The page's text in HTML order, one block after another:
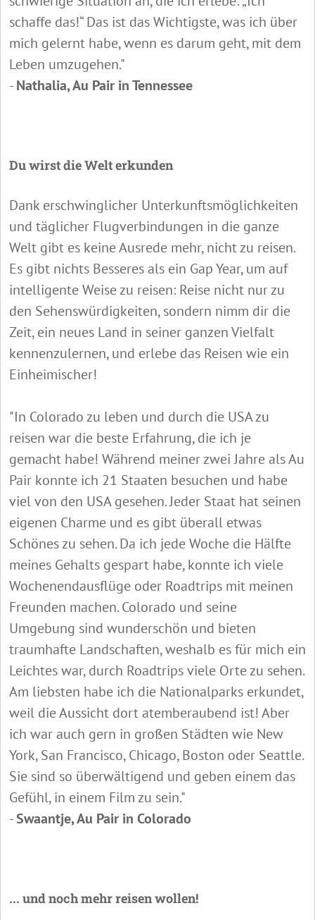
schaffe das!“ Das ist das Wichtigste, was ich über
mich gelernt habe, wenn es darum geht, mit dem
Leben umzugehen."
-Nathalia, Au Pair in Tennessee
Du wirst die Welt erkunden
Dank erschwinglicher Unterkunftsmöglichkeiten
und täglicher Flugverbindungen in die ganze
Welt gibt es keine Ausrede mehr, nicht zu reisen.
Es gibt nichts Besseres als ein Gap Year, um auf
intelligente Weise zu reisen: Reise nicht nur zu
den Sehenswürdigkeiten, sondern nimm dir die
Zeit, ein neues Land in seiner ganzen Vielfalt
kennenzulernen, und erlebe das Reisen wie ein
Einheimischer!
"In Colorado zu leben und durch die USA zu
reisen war die beste Erfahrung, die ich je
gemacht habe! Während meiner zwei Jahre als Au
Pair konnte ich 21 Staaten besuchen und habe
viel von den USA gesehen. Jeder Staat hat seinen
eigenen Charme und es gibt überall etwas
Schönes zu sehen. Da ich jede Woche die Hälfte
meines Gehalts gespart habe, konnte ich viele
Wochenendausflüge oder Roadtrips mit meinen
Freunden machen. Colorado und seine
Umgebung sind wunderschön und bieten
traumhafte Landschaften, weshalb es für mich ein
Leichtes war, durch Roadtrips viele Orte zu sehen.
Am liebsten habe ich die Nationalparks erkundet,
weil die Aussicht dort atemberaubend ist! Aber
ich war auch gern in großen Städten wie New
York, San Francisco, Chicago, Boston oder Seattle.
Sie sind so überwältigend und geben einem das
Gefühl, in einem Film zu sein."
-Swaantje, Au Pair in Colorado
... und noch mehr reisen wollen!